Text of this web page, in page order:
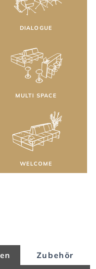
DIALOGUE
MULTI SPACE
WELCOME
Zubehör